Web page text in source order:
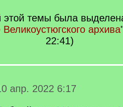
этой темы была
архива
22:41)
апр. 2022 6:17